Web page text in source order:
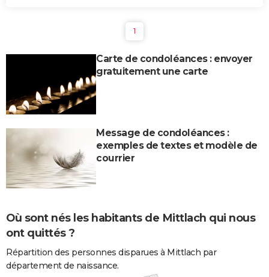
1
Carte de condoléances : envoyer
gratuitement une carte
Message de condoléances :
exemples de textes et modèle de
courrier
Où sont nés les habitants de Mittlach qui nous
ont quittés ?
Répartition des personnes disparues à Mittlach par
département de naissance.